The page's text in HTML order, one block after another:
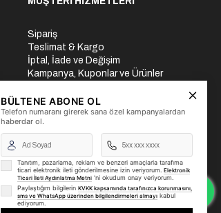
Sipariş
Teslimat & Kargo
İptal, İade ve Değişim
Kampanya, Kuponlar ve Ürünler
Üyelik İşlemleri
Yurtdışı Gönderi
BÜLTENE ABONE OL
Telefon numaranı girerek sana özel kampanyalardan
haberdar ol.
Tanıtım, pazarlama, reklam ve benzeri amaçlarla tarafıma
ticari elektronik ileti gönderilmesine izin veriyorum. Elektronik
Ticari İleti Aydınlatma Metni 'ni okudum onay veriyorum.
Paylaştığım bilgilerin KVKK kapsamında tarafınızca korunmasını,
sms ve WhatsApp üzerinden bilgilendirmeleri almayı kabul
ediyorum.